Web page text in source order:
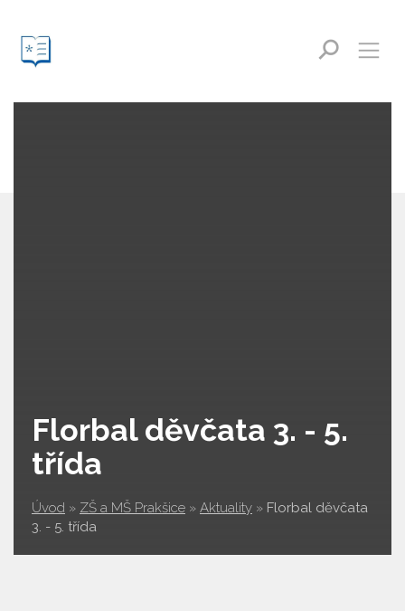
Florbal děvčata 3. - 5.
třída
Úvod » ZŠ a MŠ Prakšice » Aktuality » Florbal děvčata
3. - 5. třída